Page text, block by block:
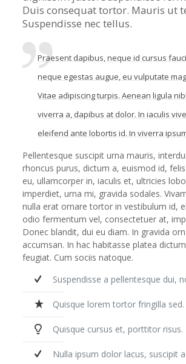
Duis consequat tortor. Mauris ut
Suspendisse nec tellus.
Praesent dapibus, neque id cursus
neque egestas augue, eu vulputate
Vitae adipiscing turpis. Aenean ligula
viverra a, dapibus at dolor. In iaculis
eleifend ante lobortis id. In viverra
Pellentesque suscipit urna mauris,
rhoncus purus, dictum a, euismod id,
eu, ullamcorper in, iaculis et, ultricies
imperdiet, urna mi, gravida sodales.
nulla erat ornare tortor in vestibulum id,
odio fermentum vel, consectetuer at,
Donec blandit, dui eu diam. In gravida
accumsan. In hac habitasse platea
feugiat. Cum sociis natoque.
Suspendisse a pellentesque dui,
Quisque lorem tortor fringilla sed.
Quisque cursus et, porttitor risus.
Nulla ipsum dolor lacus, suscipit